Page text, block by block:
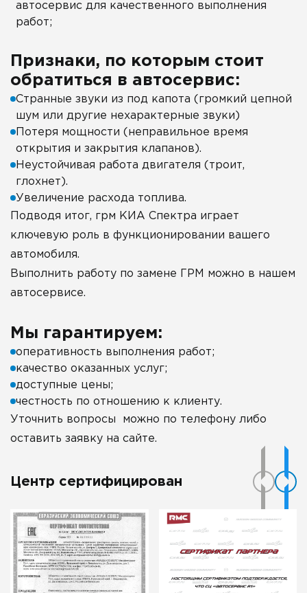
автосервис для качественного выполнения
работ;
Признаки, по которым стоит
обратиться в автосервис:
Странные звуки из под капота (громкий цепной
шум или другие нехарактерные звуки)
Потеря мощности (неправильное время
открытия и закрытия клапанов).
Неустойчивая работа двигателя (троит,
глохнет).
Увеличение расхода топлива.
Подводя итог, грм КИА Спектра играет
ключевую роль в функционировании вашего
автомобиля.
Выполнить работу по замене ГРМ можно в нашем
автосервисе.
Мы гарантируем:
оперативность выполнения работ;
качество оказанных услуг;
доступные цены;
честность по отношению к клиенту.
Уточнить вопросы можно по телефону либо
оставить заявку на сайте.
Центр сертифицирован